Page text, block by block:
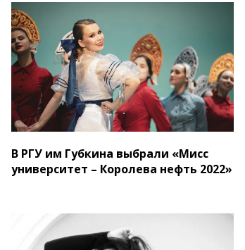
В РГУ им Губкина выбрали «Мисс
университет – Королева нефть 2022»